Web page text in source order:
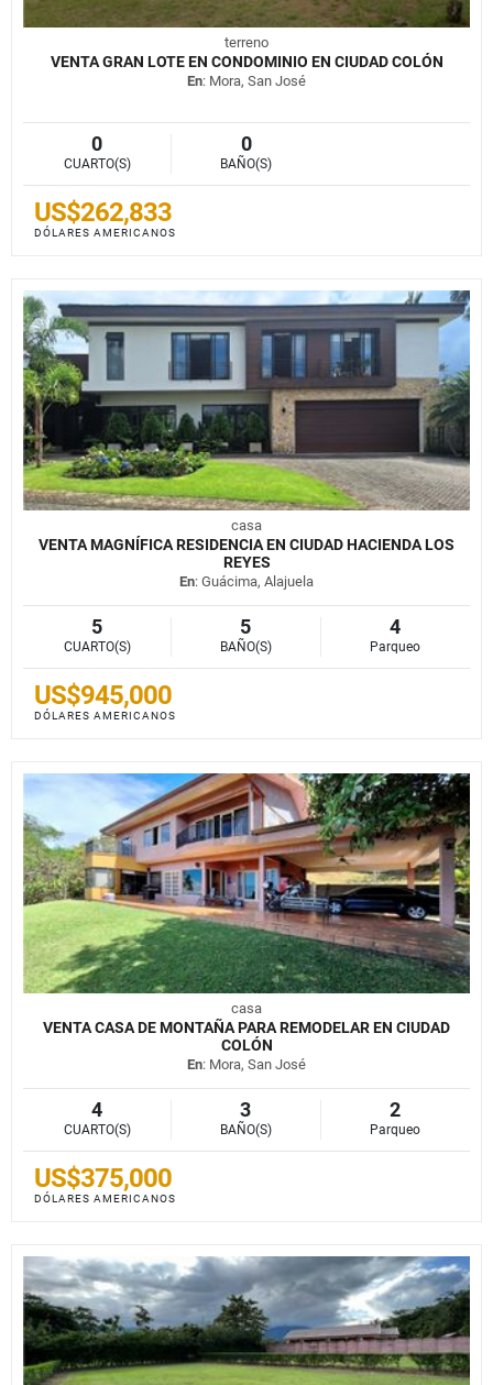
terreno
VENTA GRAN LOTE EN CONDOMINIO EN CIUDAD COLÓN
En: Mora, San José
0
CUARTO(S)
0
BAÑO(S)
US$262,833
DÓLARES AMERICANOS
casa
VENTA MAGNÍFICA RESIDENCIA EN CIUDAD HACIENDA LOS
REYES
En: Guácima, Alajuela
5
CUARTO(S)
5
BAÑO(S)
4
Parqueo
US$945,000
DÓLARES AMERICANOS
casa
VENTA CASA DE MONTAÑA PARA REMODELAR EN CIUDAD
COLÓN
En: Mora, San José
4
CUARTO(S)
3
BAÑO(S)
2
Parqueo
US$375,000
DÓLARES AMERICANOS